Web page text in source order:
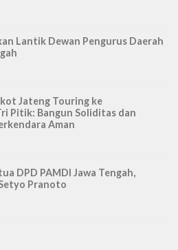
Lantik Dewan Pengurus Daerah
Jateng Touring ke
Pitik: Bangun Soliditas dan
Aman
DPD PAMDI Jawa Tengah,
Pranoto